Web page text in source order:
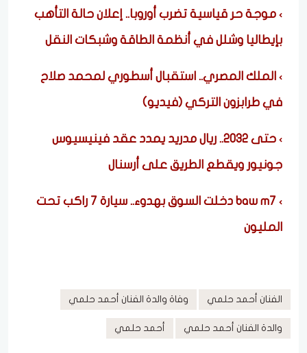
موجة حر قياسية تضرب أوروبا.. إعلان حالة التأهب
بإيطاليا وشلل في أنظمة الطاقة وشبكات النقل
الملك المصري.. استقبال أسطوري لمحمد صلاح
في طرابزون التركي (فيديو)
حتى 2032.. ريال مدريد يمدد عقد فينيسيوس
جونيور ويقطع الطريق على أرسنال
baw m7 دخلت السوق بهدوء.. سيارة 7 راكب تحت
المليون
الفنان أحمد حلمي وفاة والدة الفنان أحمد حلمي
والدة الفنان أحمد حلمي أحمد حلمي